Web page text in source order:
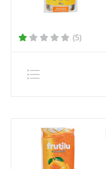
(5)